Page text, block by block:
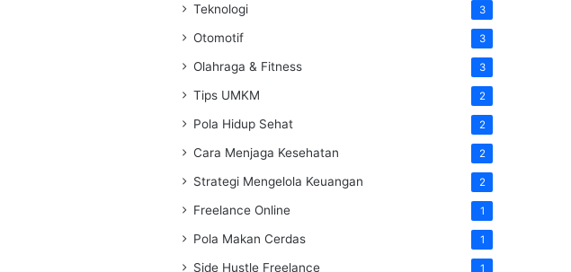
Teknologi 3
Otomotif 3
Olahraga & Fitness 3
Tips UMKM 2
Pola Hidup Sehat 2
Cara Menjaga Kesehatan 2
Strategi Mengelola Keuangan 2
Freelance Online 1
Pola Makan Cerdas 1
Side Hustle Freelance 1